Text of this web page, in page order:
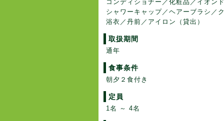
コンディショナー／化粧品／イオン
シャワーキャップ／ヘアーブラシ／
浴衣／丹前／アイロン（貸出）
取扱期間
通年
食事条件
朝夕２食付き
定員
1名 ～ 4名